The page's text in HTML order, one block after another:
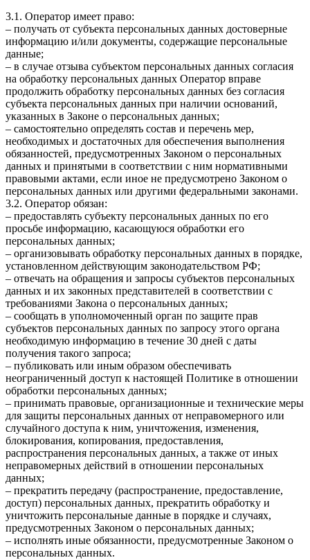
3.1. Оператор имеет право:
– получать от субъекта персональных данных достоверные
информацию и/или документы, содержащие персональные
данные;
– в случае отзыва субъектом персональных данных согласия
на обработку персональных данных Оператор вправе
продолжить обработку персональных данных без согласия
субъекта персональных данных при наличии оснований,
указанных в Законе о персональных данных;
– самостоятельно определять состав и перечень мер,
необходимых и достаточных для обеспечения выполнения
обязанностей, предусмотренных Законом о персональных
данных и принятыми в соответствии с ним нормативными
правовыми актами, если иное не предусмотрено Законом о
персональных данных или другими федеральными законами.
3.2. Оператор обязан:
– предоставлять субъекту персональных данных по его
просьбе информацию, касающуюся обработки его
персональных данных;
– организовывать обработку персональных данных в порядке,
установленном действующим законодательством РФ;
– отвечать на обращения и запросы субъектов персональных
данных и их законных представителей в соответствии с
требованиями Закона о персональных данных;
– сообщать в уполномоченный орган по защите прав
субъектов персональных данных по запросу этого органа
необходимую информацию в течение 30 дней с даты
получения такого запроса;
– публиковать или иным образом обеспечивать
неограниченный доступ к настоящей Политике в отношении
обработки персональных данных;
– принимать правовые, организационные и технические меры
для защиты персональных данных от неправомерного или
случайного доступа к ним, уничтожения, изменения,
блокирования, копирования, предоставления,
распространения персональных данных, а также от иных
неправомерных действий в отношении персональных
данных;
– прекратить передачу (распространение, предоставление,
доступ) персональных данных, прекратить обработку и
уничтожить персональные данные в порядке и случаях,
предусмотренных Законом о персональных данных;
– исполнять иные обязанности, предусмотренные Законом о
персональных данных.